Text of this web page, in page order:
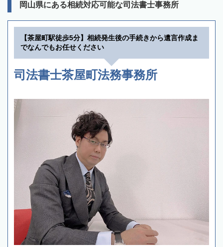
岡山県にある相続対応可能な司法書士事務所
【茶屋町駅徒歩5分】相続発生後の手続きから遺言作成ま
でなんでもお任せください
司法書士茶屋町法務事務所